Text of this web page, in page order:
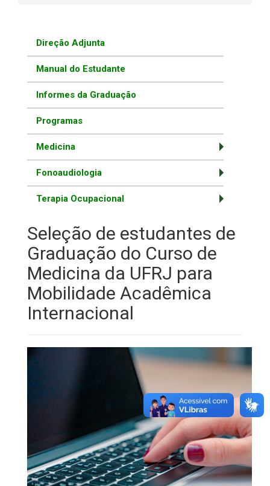
Direção Adjunta
Manual do Estudante
Informes da Graduação
Programas
Medicina
Fonoaudiologia
Terapia Ocupacional
Seleção de estudantes de
Graduação do Curso de
Medicina da UFRJ para
Mobilidade Acadêmica
Internacional